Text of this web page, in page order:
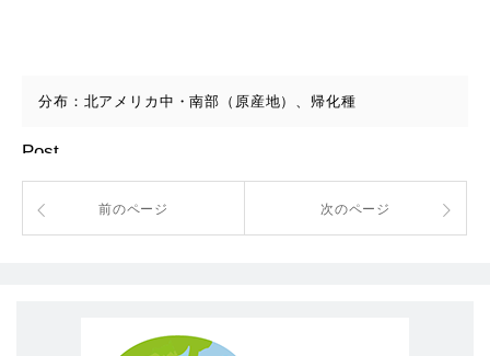
分布：北アメリカ中・南部（原産地）、帰化種
Post
前のページ 次のページ